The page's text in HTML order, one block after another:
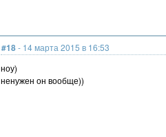
#18- 14 марта 2015 в 16:53
ноу)
ненужен он вообще))